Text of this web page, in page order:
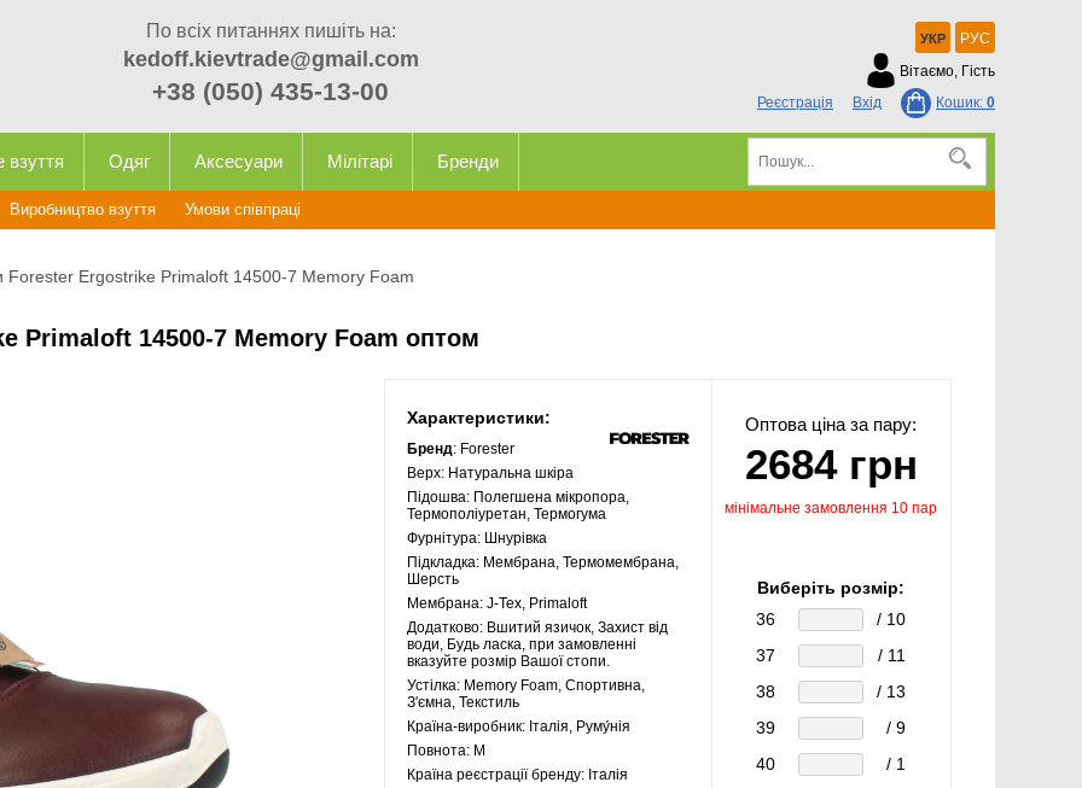
По всіх питаннях пишіть на:
kedoff.kievtrade@gmail.com
+38 (050) 435-13-00
УКР
РУС
Вітаємо, Гість
Реєстрація
Вхід Кошик: 0
взуття Одяг Аксесуари Мілітарі Бренди
Виробництво взуття Умови співпраці
Forester Ergostrike Primaloft 14500-7 Memory Foam
Primaloft 14500-7 Memory Foam оптом
Характеристики:
Бренд: Forester
Верх: Натуральна шкіра
Підошва: Полегшена мікропора,
Термополіуретан, Термогума
Фурнітура: Шнурівка
Підкладка: Мембрана, Термомембрана,
Шерсть
Мембрана: J-Tex, Primaloft
Додатково: Вшитий язичок, Захист від
води, Будь ласка, при замовленні
вказуйте розмір Вашої стопи.
Устілка: Memory Foam, Спортивна,
З'ємна, Текстиль
Країна-виробник: Італія, Руму́нія
Повнота: M
Країна реєстрації бренду: Італія
Оптова ціна за пару:
2684 грн
мінімальне замовлення 10 пар
Виберіть розмір:
36
/ 10
37
/ 11
38
/ 13
39
/ 9
40
/ 1